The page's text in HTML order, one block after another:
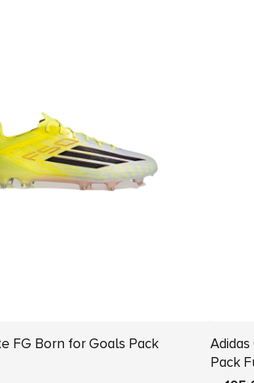
FG Born for Goals Pack
Pack